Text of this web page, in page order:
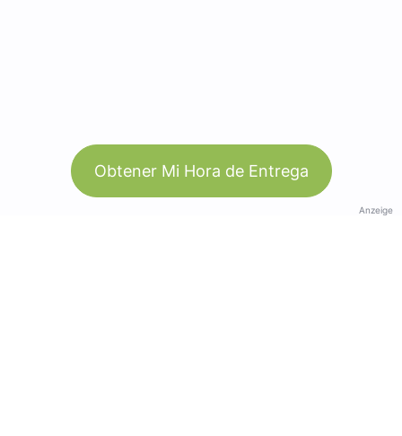
Obtener Mi Hora de Entrega
Anzeige